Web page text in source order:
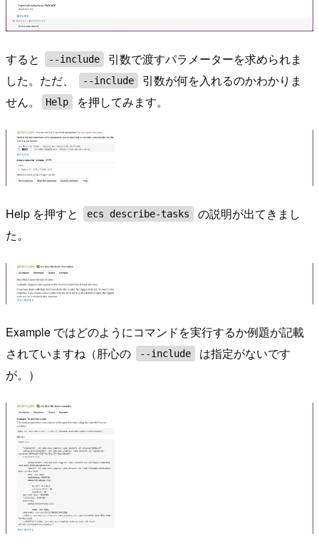
すると --include
引数で渡すパラメーターを求められま
した。ただ、
--include
引数が何を入れるのかわかりま
せん。
Help を押してみます。
Help を押すと ecs describe-tasks
の説明が出てきまし
た。
Example ではどのようにコマンドを実行するか例題が記載
されていますね（肝心の
--include
は指定がないです
が。）